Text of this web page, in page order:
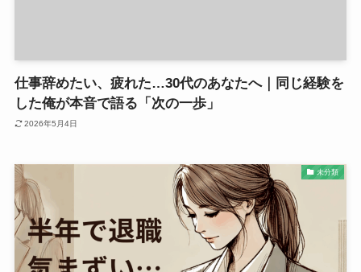
仕事辞めたい、疲れた…30代のあなたへ｜同じ経験を
した俺が本音で語る「次の一歩」
2026年5月4日
未分類